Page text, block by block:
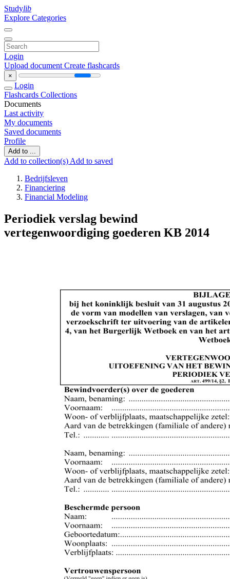
Studylib
Explore Categories
Login
Upload document Create flashcards
×
Login
Flashcards Collections
Documents
Last activity
My documents
Saved documents
Profile
Add to ...
Add to collection(s) Add to saved
Bedrijfsleven
Financiering
Financial Modeling
Periodiek verslag bewind
vertegenwoordiging goederen KB 2014